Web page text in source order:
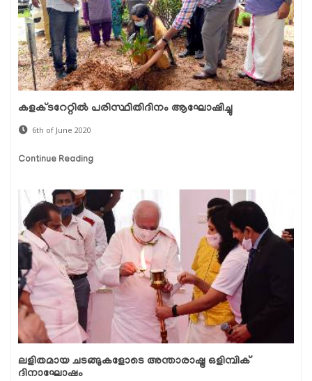
കളക്ടറേറ്റില്‍ പരിസ്ഥിതിദിനം ആഘോഷിച്ചു
6th of June 2020
Continue Reading
ലളിതമായ ചടങ്ങുകളോടെ അന്താരാഷ്ട്ര ഒളിമ്പിക്
ദിനാഘോഷം